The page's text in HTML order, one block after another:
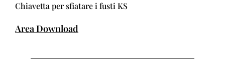
Chiavetta per sfiatare i fusti KS
Area Download